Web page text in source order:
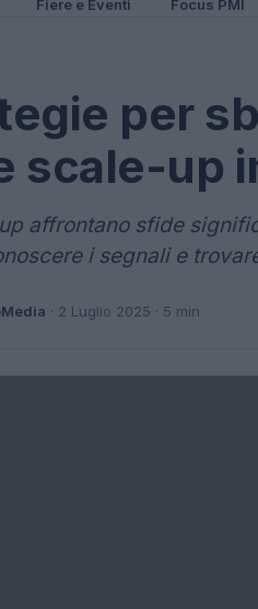
Fiere e Eventi Focus PMI
per
scale-up
affrontano sfide
i segnali e
· 2 Luglio 2025 · 5 min